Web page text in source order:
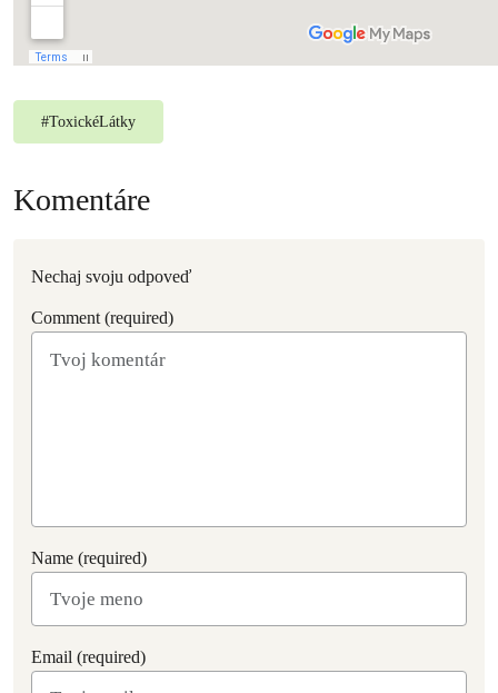
#ToxickéLátky
Komentáre
Nechaj svoju odpoveď
Comment (required)
Name (required)
Email (required)